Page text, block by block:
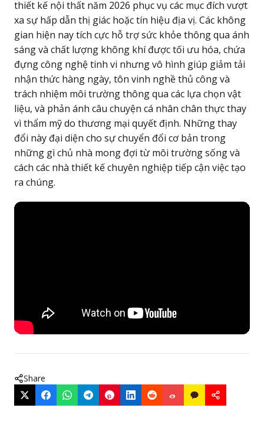
thiết kế nội thất năm 2026 phục vụ các mục đích vượt
xa sự hấp dẫn thị giác hoặc tín hiệu địa vị. Các không
gian hiện nay tích cực hỗ trợ sức khỏe thông qua ánh
sáng và chất lượng không khí được tối ưu hóa, chứa
đựng công nghệ tinh vi nhưng vô hình giúp giảm tải
nhận thức hàng ngày, tôn vinh nghề thủ công và
trách nhiệm môi trường thông qua các lựa chọn vật
liệu, và phản ánh câu chuyện cá nhân chân thực thay
vì thẩm mỹ do thương mại quyết định. Những thay
đổi này đại diện cho sự chuyển đổi cơ bản trong
những gì chủ nhà mong đợi từ môi trường sống và
cách các nhà thiết kế chuyên nghiệp tiếp cận việc tạo
ra chúng.
Share